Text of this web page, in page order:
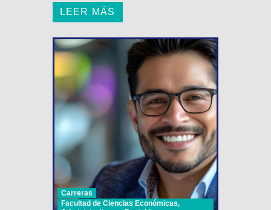
LEER MÁS
Carreras
Facultad de Ciencias Económicas,